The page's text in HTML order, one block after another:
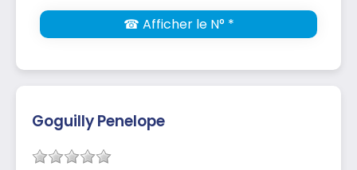
☎ Afficher le N° *
Goguilly Penelope